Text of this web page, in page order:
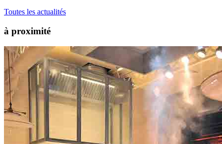
Toutes les actualités
à proximité